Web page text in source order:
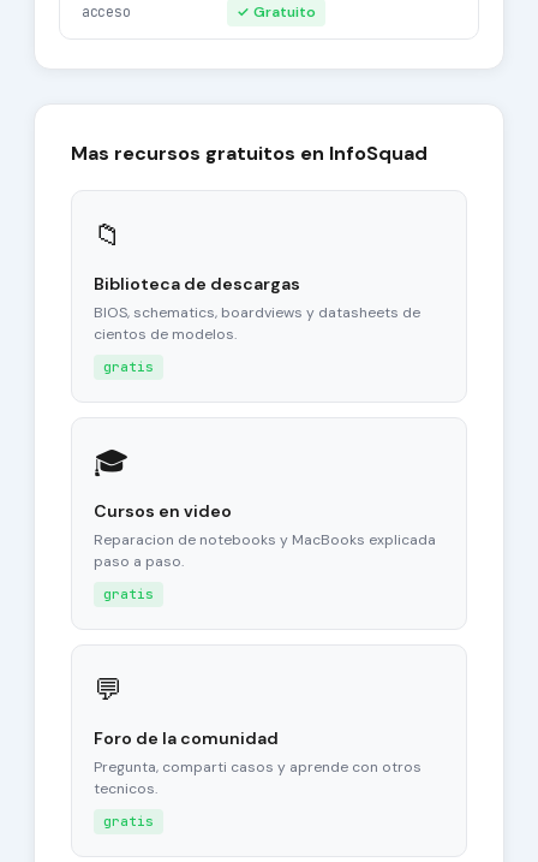
acceso ✓ Gratuito
Mas recursos gratuitos en InfoSquad
📁
Biblioteca de descargas
BIOS, schematics, boardviews y datasheets de
cientos de modelos.
gratis
🎓
Cursos en video
Reparacion de notebooks y MacBooks explicada
paso a paso.
gratis
💬
Foro de la comunidad
Pregunta, comparti casos y aprende con otros
tecnicos.
gratis